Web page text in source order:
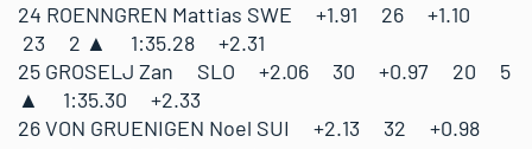
24 ROENNGREN Mattias SWE +1.91 26 +1.10
23 2 ▲ 1:35.28 +2.31
25 GROSELJ Zan SLO +2.06 30 +0.97 20 5
▲ 1:35.30 +2.33
26 VON GRUENIGEN Noel SUI +2.13 32 +0.98